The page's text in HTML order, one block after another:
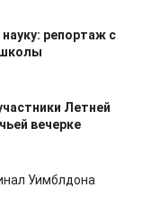
репортаж с
Летней
вечерке
Уимблдона